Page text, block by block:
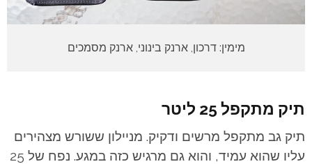
מימין: דרכון, ארנק בינוני, ארנק מסמכים
תיק מתקפל 25 ליטר
תיק גב מתקפל מרשים ודקיק. מניילון ששורש מצהירים
עליו שהוא עמיד, והוא גם מרגיש כזה במגע. נפח של 25